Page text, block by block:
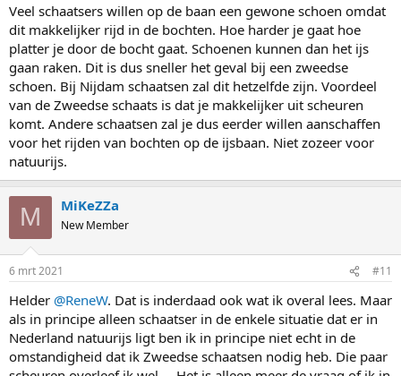
Veel schaatsers willen op de baan een gewone schoen omdat
dit makkelijker rijd in de bochten. Hoe harder je gaat hoe
platter je door de bocht gaat. Schoenen kunnen dan het ijs
gaan raken. Dit is dus sneller het geval bij een zweedse
schoen. Bij Nijdam schaatsen zal dit hetzelfde zijn. Voordeel
van de Zweedse schaats is dat je makkelijker uit scheuren
komt. Andere schaatsen zal je dus eerder willen aanschaffen
voor het rijden van bochten op de ijsbaan. Niet zozeer voor
natuurijs.
M MiKeZZa
New Member
6 mrt 2021 #11
Helder @ReneW. Dat is inderdaad ook wat ik overal lees. Maar
als in principe alleen schaatser in de enkele situatie dat er in
Nederland natuurijs ligt ben ik in principe niet echt in de
omstandigheid dat ik Zweedse schaatsen nodig heb. Die paar